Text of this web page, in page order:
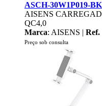
ASCH-30W1P019-BK
AISENS
QC4,0
Marca: AISENS | Ref.
Preço sob consulta